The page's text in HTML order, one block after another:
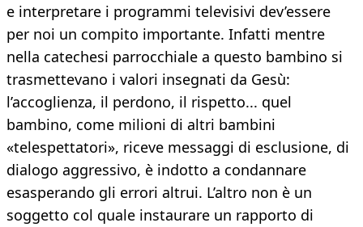
e interpretare i programmi televisivi dev’essere
per noi un compito importante. Infatti mentre
nella catechesi parrocchiale a questo bambino si
trasmettevano i valori insegnati da Gesù:
l’accoglienza, il perdono, il rispetto... quel
bambino, come milioni di altri bambini
«telespettatori», riceve messaggi di esclusione, di
dialogo aggressivo, è indotto a condannare
esasperando gli errori altrui. L’altro non è un
soggetto col quale instaurare un rapporto di